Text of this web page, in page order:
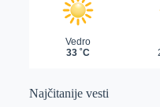
Najčitanije vesti